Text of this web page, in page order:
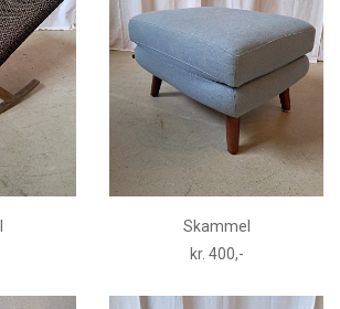
Skammel
kr. 400,-